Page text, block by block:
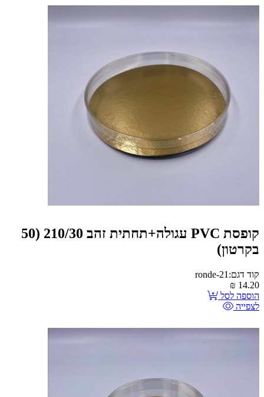
קופסת PVC עגולה+תחתית זהב 210/30 (50
בקרטון)
קוד דגם:ronde-21
14.20
₪
הוספה לסל
לצפייה